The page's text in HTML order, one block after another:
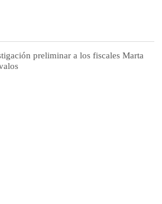
preliminar a los fiscales Marta